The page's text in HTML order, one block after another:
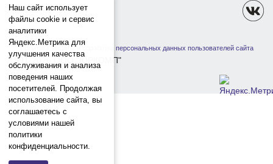
Политика защиты и обработки персональных данных пользователей сайта
1991-2026 ООО "ЮРКОМП"
Наш сайт использует
файлы cookie и сервис
аналитики
Яндекс.Метрика для
улучшения качества
обслуживания и анализа
поведения наших
посетителей. Продолжая
использование сайта, вы
соглашаетесь с
условиями нашей
политики
конфиденциальности.